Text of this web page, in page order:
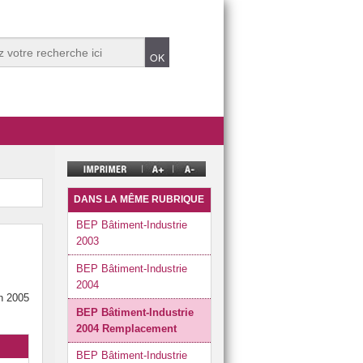
2005
DANS LA MÊME RUBRIQUE
BEP Bâtiment-Industrie
2003
BEP Bâtiment-Industrie
2004
BEP Bâtiment-Industrie
2004 Remplacement
BEP Bâtiment-Industrie